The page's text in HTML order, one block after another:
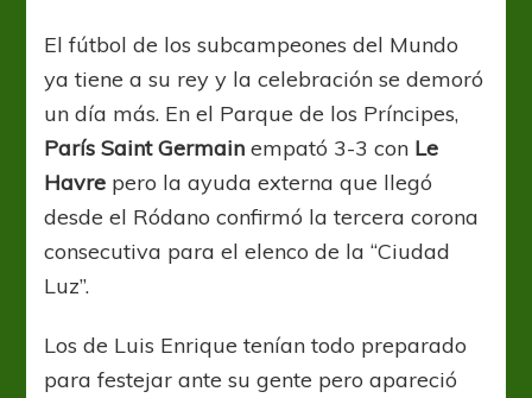
El fútbol de los subcampeones del Mundo
ya tiene a su rey y la celebración se demoró
un día más. En el Parque de los Príncipes,
París Saint Germain empató 3-3 con Le
Havre pero la ayuda externa que llegó
desde el Ródano confirmó la tercera corona
consecutiva para el elenco de la “Ciudad
Luz”.
Los de Luis Enrique tenían todo preparado
para festejar ante su gente pero apareció